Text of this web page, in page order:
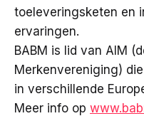
toeleveringsketen en
ervaringen.
BABM is lid van AIM
Merkenvereniging)
in verschillende
Meer info op